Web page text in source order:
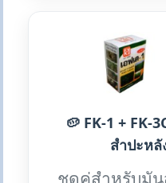
🥔 FK-1 + FK-
สำปะหลั